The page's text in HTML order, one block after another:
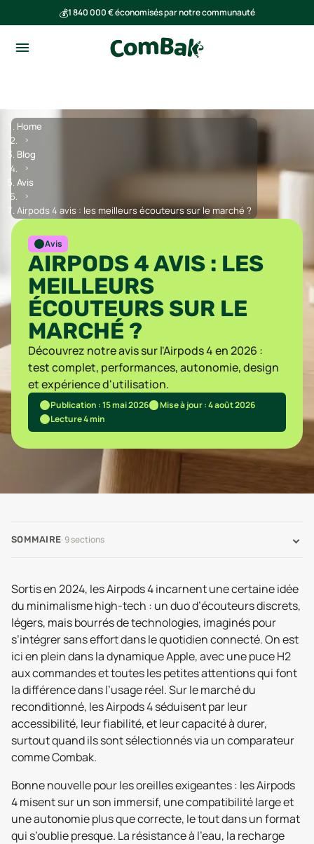
💰1 840 000 € économisés par notre communauté
Home
Blog
Avis
Airpods 4 avis : les meilleurs écouteurs sur le marché ?
Avis
AIRPODS 4 AVIS : LES
MEILLEURS
ÉCOUTEURS SUR LE
MARCHÉ ?
Découvrez notre avis sur l'Airpods 4 en 2026 :
test complet, performances, autonomie, design
et expérience d'utilisation.
Publication : 15 mai 2026
Mise à jour : 4 août 2026
Lecture 4 min
SOMMAIRE· 9sections
Sortis en 2024, les Airpods 4 incarnent une certaine idée
du minimalisme high-tech : un duo d’écouteurs discrets,
légers, mais bourrés de technologies, imaginés pour
s’intégrer sans effort dans le quotidien connecté. On est
ici en plein dans la dynamique Apple, avec une puce H2
aux commandes et toutes les petites attentions qui font
la différence dans l’usage réel. Sur le marché du
reconditionné, les Airpods 4 séduisent par leur
accessibilité, leur fiabilité, et leur capacité à durer,
surtout quand ils sont sélectionnés via un comparateur
comme Combak.
Bonne nouvelle pour les oreilles exigeantes : les Airpods
4 misent sur un son immersif, une compatibilité large et
une autonomie plus que correcte, le tout dans un format
qui s’oublie presque. La résistance à l’eau, la recharge